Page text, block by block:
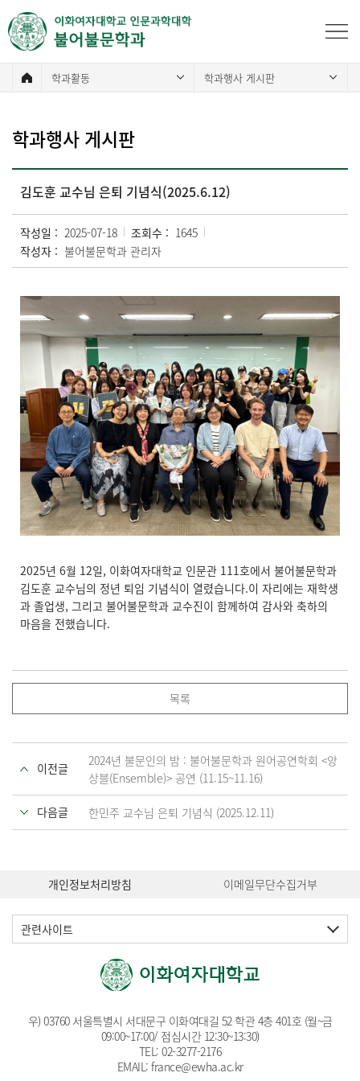
학과활동 학과행사 게시판
학과행사 게시판
김도훈 교수님 은퇴 기념식(2025.6.12)
작성일 : 2025-07-18 조회수 : 1645
작성자 : 불어불문학과 관리자
2025년 6월 12일, 이화여자대학교 인문관 111호에서 불어불문학과
김도훈 교수님의 정년 퇴임 기념식이 열렸습니다.이 자리에는 재학생
과 졸업생, 그리고 불어불문학과 교수진이 함께하여 감사와 축하의
마음을 전했습니다.
목록
이전글
2024년 불문인의 밤 : 불어불문학과 원어공연학회 <앙
상블(Ensemble)> 공연 (11.15~11.16)
다음글 한민주 교수님 은퇴 기념식 (2025.12.11)
개인정보처리방침 이메일무단수집거부
관련사이트
우) 03760 서울특별시 서대문구 이화여대길 52 학관 4층 401호 (월~금
09:00~17:00/ 점심시간 12:30~13:30)
TEL:02-3277-2176
EMAIL: france@ewha.ac.kr